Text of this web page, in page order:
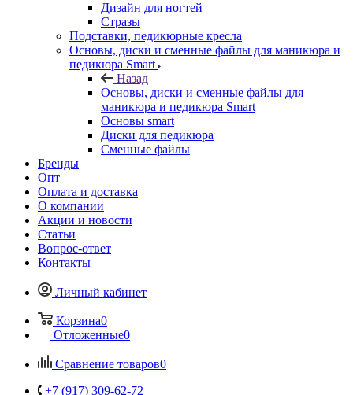
Дизайн для ногтей
Стразы
Подставки, педикюрные кресла
Основы, диски и сменные файлы для маникюра и
педикюра Smart
Назад
Основы, диски и сменные файлы для
маникюра и педикюра Smart
Основы smart
Диски для педикюра
Сменные файлы
Бренды
Опт
Оплата и доставка
О компании
Акции и новости
Статьи
Вопрос-ответ
Контакты
Личный кабинет
Корзина0
Отложенные0
Сравнение товаров0
+7 (917) 309-62-72